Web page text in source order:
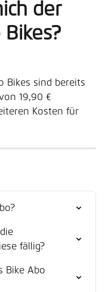
der
Bikes sind bereits
19,90 €
Kosten für
fällig?
Bike Abo